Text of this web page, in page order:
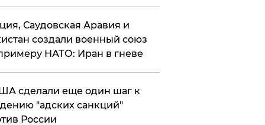
Саудовская Аравия и
создали военный союз
НАТО: Иран в гневе
сделали еще один шаг к
"адских санкций"
России